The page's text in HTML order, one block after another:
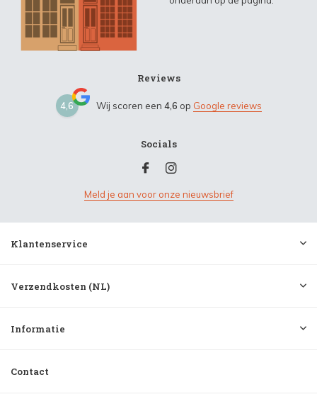
Reviews
4,6 Wij scoren een 4,6 op Google reviews
Socials
Meld je aan voor onze nieuwsbrief
Klantenservice
Verzendkosten (NL)
Informatie
Contact